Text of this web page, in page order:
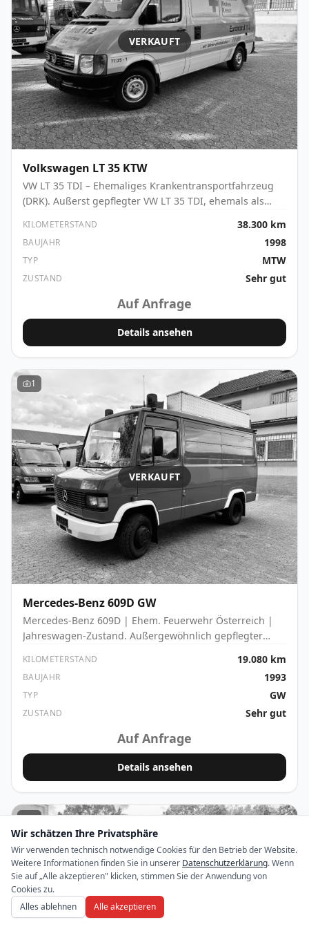
VERKAUFT
Volkswagen LT 35 KTW
VW LT 35 TDI – Ehemaliges Krankentransportfahrzeug
(DRK). Außerst gepflegter VW LT 35 TDI, ehemals als
Kreuzes – nicht als Rettungswagen genutzt! Nur 38.300
km, rostfreier Zustand.
KILOMETERSTAND 38.300 km
BAUJAHR 1998
TYP MTW
ZUSTAND Sehr gut
Auf Anfrage
Details ansehen
VERKAUFT
1
Mercedes-Benz609D GW
Mercedes-Benz 609D | Ehem. Feuerwehr Österreich |
Jahreswagen-Zustand. Außergewöhnlich gepflegter
österreichischen Feuerwehr. Technisch wie optisch
hervorragend.
KILOMETERSTAND 19.080 km
BAUJAHR 1993
TYP GW
ZUSTAND Sehr gut
Auf Anfrage
Details ansehen
VERKAUFT
1
Wir schätzen Ihre Privatsphäre
Wir verwenden technisch notwendige Cookies für den Betrieb der Website.
Weitere Informationen finden Sie in unserer Datenschutzerklärung. Wenn
Sie auf „Alle akzeptieren" klicken, stimmen Sie der Anwendung von
Cookies zu.
Alles ablehnen
Alle akzeptieren